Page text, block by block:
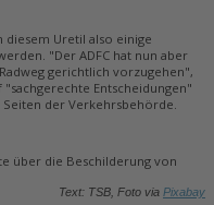
Uretil also einige
"Der ADFC hat nun aber
gerichtlich vorzugehen",
Entscheidungen"
der Verkehrsbehörde.
über die Beschilderung von
Text: TSB, Foto via Pixabay